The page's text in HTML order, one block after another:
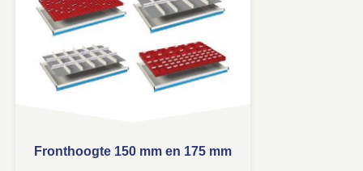
Fronthoogte 150 mm en 175 mm